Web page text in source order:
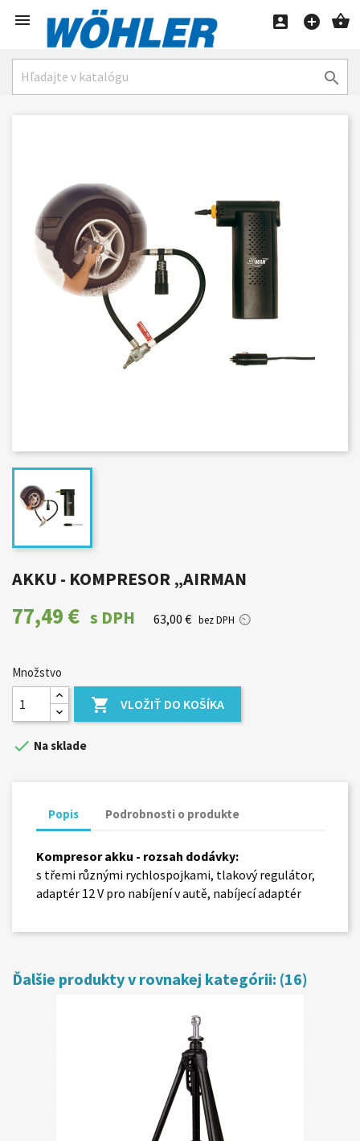
 
 

AKKU - KOMPRESOR „AIRMAN
77,49 € s DPH 63,00 € bez DPH
Množstvo
 VLOŽIŤ DO KOŠÍKA
 Na sklade
Popis Podrobnosti o produkte
Kompresor akku - rozsah dodávky:
s třemi různými rychlospojkami, tlakový regulátor,
adaptér 12 V pro nabíjení v autě, nabíjecí adaptér
Ďalšie produkty v rovnakej kategórii: (16)